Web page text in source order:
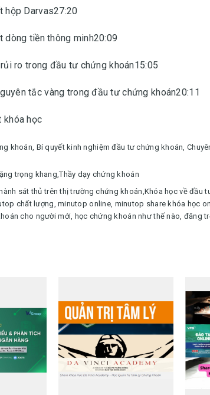
hộp Darvas27:20
dòng tiền thông minh20:09
ro trong đầu tư chứng khoán15:05
tắc vàng trong đầu tư chứng khoán20:11
khóa học
khoán, Bí quyết kinh nghiệm đầu tư chứng khoán,
trọng khang,Thầy dạy chứng khoán
sát thủ trên thị trường chứng khoán,Khóa học về đầu
chất lượng, minutop online, minutop share khóa học
cho người mới, học chứng khoán như thế nào, đăng